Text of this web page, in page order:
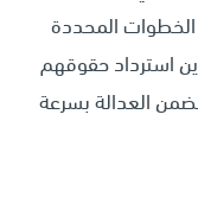
الخطوات المحددة
استرداد حقوقهم
العدالة بسرعة